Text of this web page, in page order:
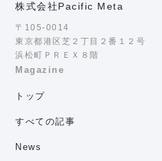
株式会社Pacific Meta
〒105-0014
東京都港区芝２丁目２番１２号
浜松町ＰＲＥＸ８階
Magazine
トップ
すべての記事
News